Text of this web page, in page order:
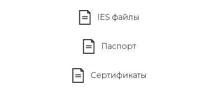
IES файлы
Паспорт
Сертификаты